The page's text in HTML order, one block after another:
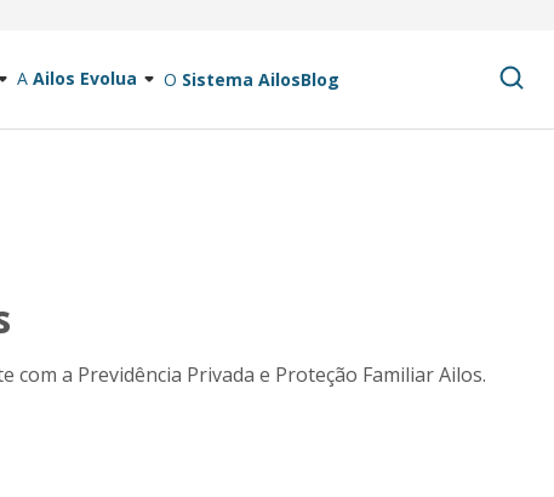
A Ailos Evolua O Sistema AilosBlog
a Previdência Privada e Proteção Familiar Ailos.